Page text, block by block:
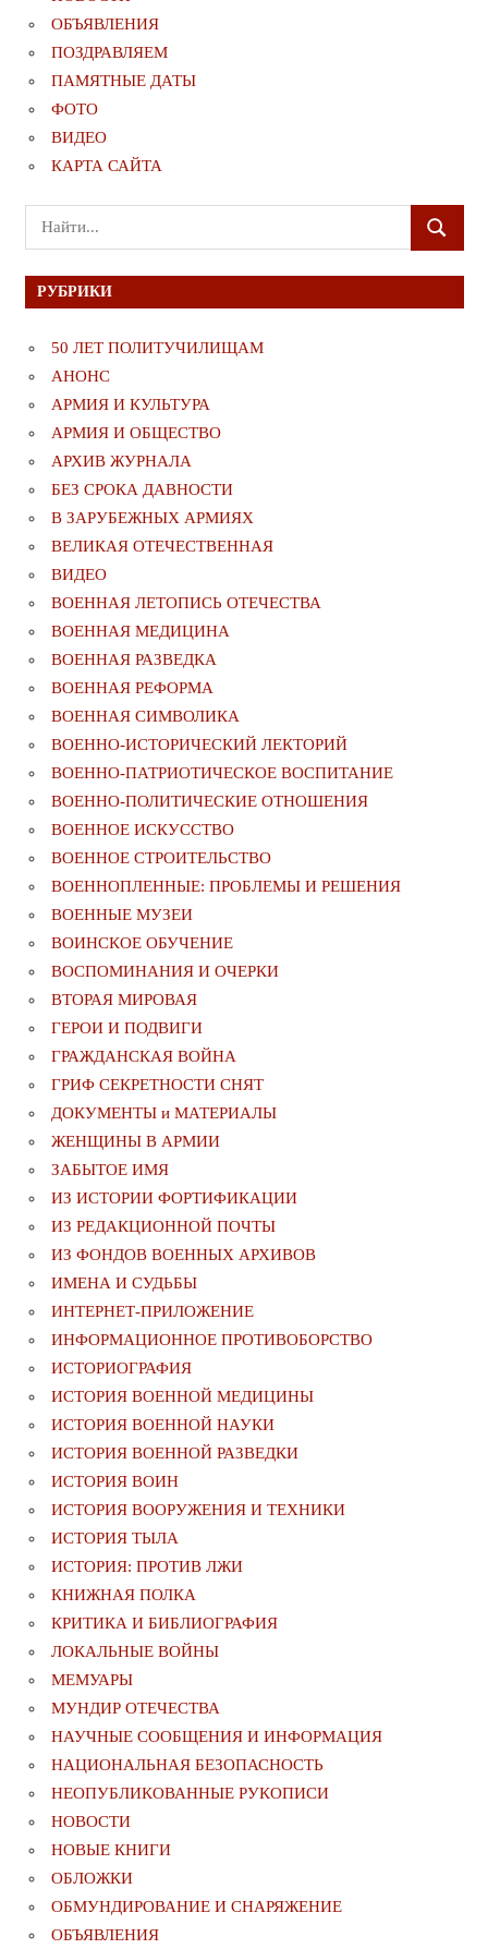
ОБЪЯВЛЕНИЯ
ПОЗДРАВЛЯЕМ
ПАМЯТНЫЕ ДАТЫ
ФОТО
ВИДЕО
КАРТА САЙТА
Поиск
для:
ПОИСК
РУБРИКИ
50 ЛЕТ ПОЛИТУЧИЛИЩАМ
АНОНС
АРМИЯ И КУЛЬТУРА
АРМИЯ И ОБЩЕСТВО
АРХИВ ЖУРНАЛА
БЕЗ СРОКА ДАВНОСТИ
В ЗАРУБЕЖНЫХ АРМИЯХ
ВЕЛИКАЯ ОТЕЧЕСТВЕННАЯ
ВИДЕО
ВОЕННАЯ ЛЕТОПИСЬ ОТЕЧЕСТВА
ВОЕННАЯ МЕДИЦИНА
ВОЕННАЯ РАЗВЕДКА
ВОЕННАЯ РЕФОРМА
ВОЕННАЯ СИМВОЛИКА
ВОЕННО-ИСТОРИЧЕСКИЙ ЛЕКТОРИЙ
ВОЕННО-ПАТРИОТИЧЕСКОЕ ВОСПИТАНИЕ
ВОЕННО-ПОЛИТИЧЕСКИE ОТНОШЕНИЯ
ВОЕННОЕ ИСКУССТВО
ВОЕННОЕ СТРОИТЕЛЬСТВО
ВОЕННОПЛЕННЫЕ: ПРОБЛЕМЫ И РЕШЕНИЯ
ВОЕННЫЕ МУЗЕИ
ВОИНСКОЕ ОБУЧЕНИЕ
ВОСПОМИНАНИЯ И ОЧЕРКИ
ВТОРАЯ МИРОВАЯ
ГЕРОИ И ПОДВИГИ
ГРАЖДАНСКАЯ ВОЙНА
ГРИФ СЕКРЕТНОСТИ СНЯТ
ДОКУМЕНТЫ и МАТЕРИАЛЫ
ЖЕНЩИНЫ В АРМИИ
ЗАБЫТОЕ ИМЯ
ИЗ ИСТОРИИ ФОРТИФИКАЦИИ
ИЗ РЕДАКЦИОННОЙ ПОЧТЫ
ИЗ ФОНДОВ ВОЕННЫХ АРХИВОВ
ИМЕНА И СУДЬБЫ
ИНТЕРНЕТ-ПРИЛОЖЕНИЕ
ИНФОРМАЦИОННОЕ ПРОТИВОБОРСТВО
ИСТОРИОГРАФИЯ
ИСТОРИЯ ВОЕННОЙ МЕДИЦИНЫ
ИСТОРИЯ ВОЕННОЙ НАУКИ
ИСТОРИЯ ВОЕННОЙ РАЗВЕДКИ
ИСТОРИЯ ВОИН
ИСТОРИЯ ВООРУЖЕНИЯ И ТЕХНИКИ
ИСТОРИЯ ТЫЛА
ИСТОРИЯ: ПРОТИВ ЛЖИ
КНИЖНАЯ ПОЛКА
КРИТИКА И БИБЛИОГРАФИЯ
ЛОКАЛЬНЫЕ ВОЙНЫ
МЕМУАРЫ
МУНДИР ОТЕЧЕСТВА
НАУЧНЫЕ СООБЩЕНИЯ И ИНФОРМАЦИЯ
НАЦИОНАЛЬНАЯ БЕЗОПАСНОСТЬ
НЕОПУБЛИКОВАННЫЕ РУКОПИСИ
НОВОСТИ
НОВЫЕ КНИГИ
ОБЛОЖКИ
ОБМУНДИРОВАНИЕ И СНАРЯЖЕНИЕ
ОБЪЯВЛЕНИЯ